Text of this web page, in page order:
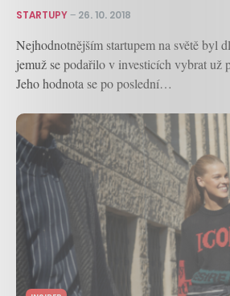
STARTUPY– 26. 10. 2018
Nejhodnotnějším startupem na světě byl
jemuž se podařilo v investicích vybrat už
Jeho hodnota se po poslední…